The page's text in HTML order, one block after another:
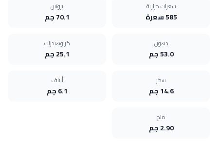
سعرات حرارية
585 سعرة
بروتين
70.1 جم
دهون
53.0 جم
كربوهيدرات
25.1 جم
سكر
14.6 جم
ألياف
6.1 جم
ملح
2.90 جم